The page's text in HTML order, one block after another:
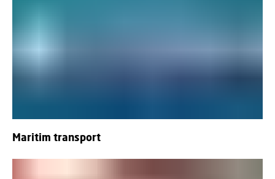
Maritim transport